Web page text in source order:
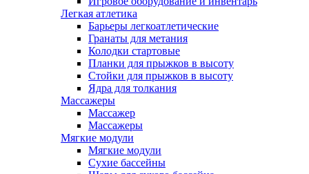
Легкая атлетика
Барьеры легкоатлетические
Гранаты для метания
Колодки стартовые
Планки для прыжков в высоту
Стойки для прыжков в высоту
Ядра для толкания
Массажеры
Массажер
Массажеры
Мягкие модули
Мягкие модули
Сухие бассейны